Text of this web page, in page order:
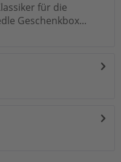
für die
Geschenkbox...